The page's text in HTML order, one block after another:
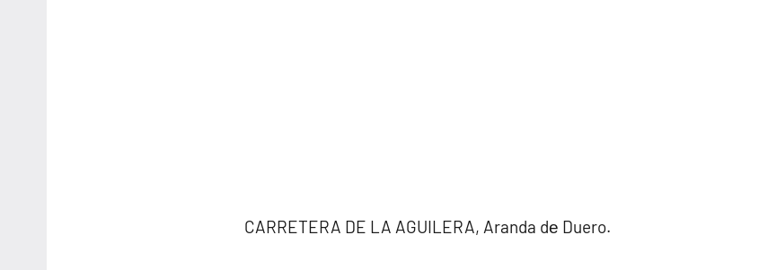
CARRETERA DE LA AGUILERA, Aranda dе Duero.